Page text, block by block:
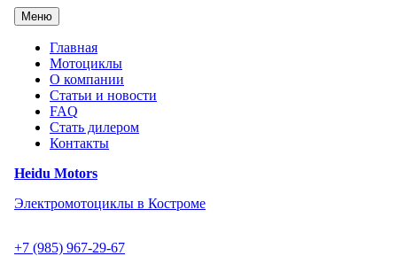
Перейти
содержанию
Heidu Motors
Электромотоциклы в Костроме
+7 (985) 967-29-67
Меню
Главная
Мотоциклы
О компании
Статьи и новости
FAQ
Стать дилером
Контакты